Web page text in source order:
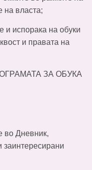
на власта;
и испорака на обуки
и правата на
ЗА ОБУКА
во Дневник,